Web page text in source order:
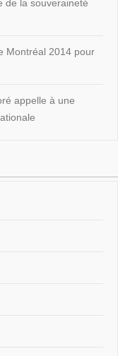
de la souveraineté
Montréal 2014 pour
appelle à une